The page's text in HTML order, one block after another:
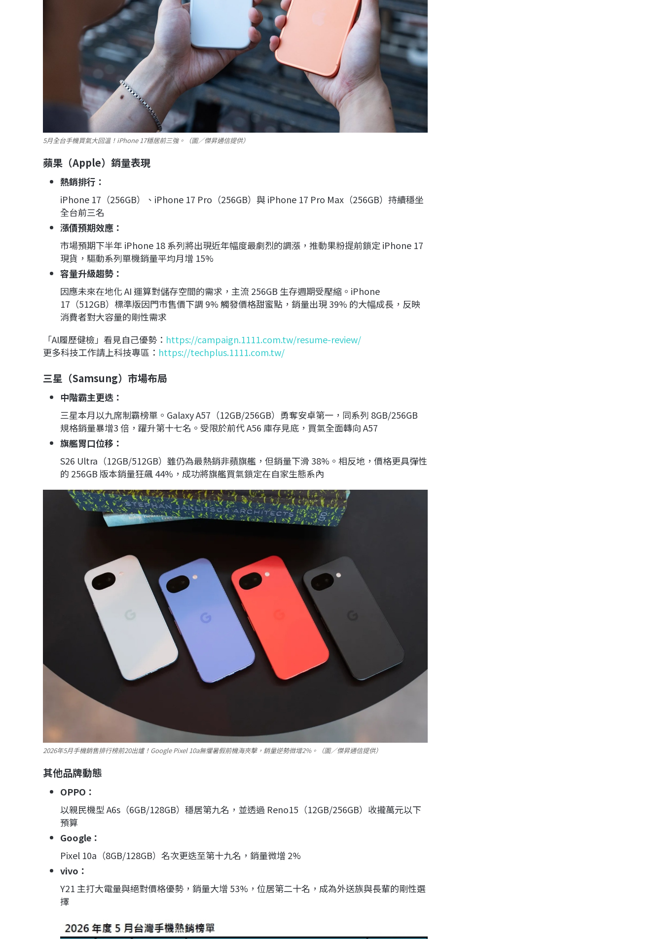
5月全台手機買氣大回溫！iPhone 17穩居前三強。（圖／傑昇通信提供）
蘋果（Apple）銷量表現
熱銷排行 ：
iPhone 17（256GB）、iPhone 17 Pro（256GB）與 iPhone 17 Pro Max（256GB）持續穩坐
全台前三名
漲價預期效應 ：
市場預期下半年 iPhone 18 系列將出現近年幅度最劇烈的調漲，推動果粉提前鎖定 iPhone 17
現貨，驅動系列單機銷量平均月增 15%
容量升級趨勢 ：
因應未來在地化 AI 運算對儲存空間的需求，主流 256GB 生存週期受壓縮。iPhone
17（512GB）標準版因門市售價下調 9% 觸發價格甜蜜點，銷量出現 39% 的大幅成長，反映
消費者對大容量的剛性需求
「AI履歷健檢」看見自己優勢： https://campaign.1111.com.tw/resume-review/
更多科技工作請上科技專區： https://techplus.1111.com.tw/
三星（Samsung）市場布局
中階霸主更迭 ：
三星本月以九席制霸榜單。Galaxy A57（12GB/256GB）勇奪安卓第一，同系列 8GB/256GB
規格銷量暴增3 倍，躍升第十七名。受限於前代 A56 庫存見底，買氣全面轉向 A57
旗艦胃口位移 ：
S26 Ultra（12GB/512GB）雖仍為最熱銷非蘋旗艦，但銷量下滑 38%。相反地，價格更具彈性
的 256GB 版本銷量狂飆 44%，成功將旗艦買氣鎖定在自家生態系內
2026年5月手機銷售排行榜前20出爐！Google Pixel 10a無懼暑假前機海夾擊，銷量逆勢微增2%。（圖／傑昇通信提供）
其他品牌動態
OPPO ：
以親民機型 A6s（6GB/128GB）穩居第九名，並透過 Reno15（12GB/256GB）收攏萬元以下
預算
Google ：
Pixel 10a（8GB/128GB）名次更迭至第十九名，銷量微增 2%
vivo ：
Y21 主打大電量與絕對價格優勢，銷量大增 53%，位居第二十名，成為外送族與長輩的剛性選
擇